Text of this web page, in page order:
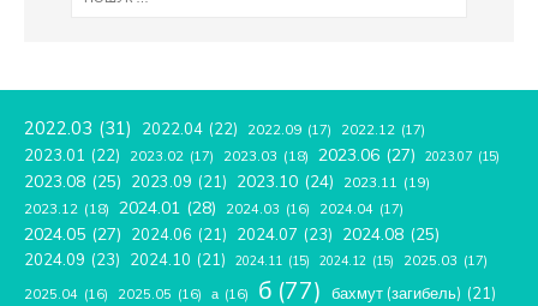
2022.03 (31) 2022.04 (22) 2022.09 (17) 2022.12 (17)
2023.01 (22) 2023.02 (17) 2023.03 (18) 2023.06 (27) 2023.07 (15)
2023.08 (25) 2023.09 (21) 2023.10 (24) 2023.11 (19)
2023.12 (18) 2024.01 (28) 2024.03 (16) 2024.04 (17)
2024.05 (27) 2024.06 (21) 2024.07 (23) 2024.08 (25)
2024.09 (23) 2024.10 (21) 2024.11 (15) 2024.12 (15) 2025.03 (17)
2025.04 (16) 2025.05 (16) а (16) б (77) бахмут (загибель) (21)